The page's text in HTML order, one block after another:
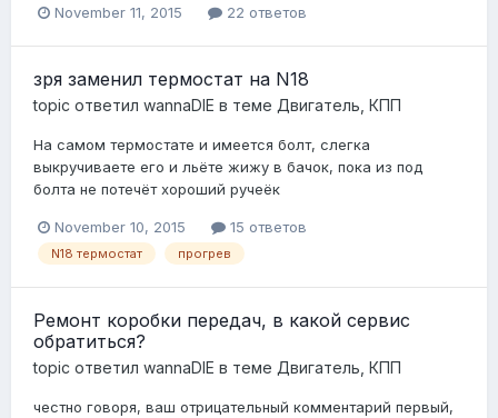
November 11, 2015 22 ответов
зря заменил термостат на N18
topic ответил wannaDIE в теме Двигатель, КПП
На самом термостате и имеется болт, слегка
выкручиваете его и льёте жижу в бачок, пока из под
болта не потечёт хороший ручеёк
November 10, 2015 15 ответов
N18 термостат прогрев
Ремонт коробки передач, в какой сервис
обратиться?
topic ответил wannaDIE в теме Двигатель, КПП
честно говоря, ваш отрицательный комментарий первый,